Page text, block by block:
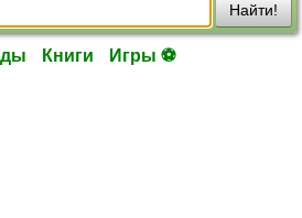
Найти!
Книги Игры ⚽